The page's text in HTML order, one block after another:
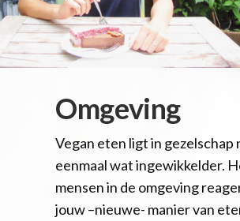
Omgeving
Vegan eten ligt in gezelschap
eenmaal wat ingewikkelder.
mensen in de omgeving
jouw –nieuwe- manier van